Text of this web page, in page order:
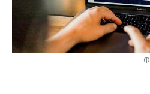
НЕФТЕХИМИЯ
НЕФТЬ
РОЗНИЧНАЯ ТОРГОВЛЯ
ТРАНСПОРТ
НОВОСТИ ТЕХНОЛОГИЙ
IT
МЕРОПРИЯТИЯ
НОВОСТИ МЕРОПРИЯТИЙ
СПОРТ